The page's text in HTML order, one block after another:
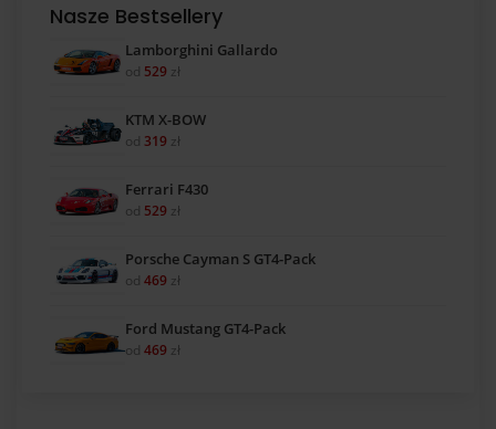
Nasze Bestsellery
Lamborghini Gallardo
od 529 zł
KTM X-BOW
od 319 zł
Ferrari F430
od 529 zł
Porsche Cayman S GT4-Pack
od 469 zł
Ford Mustang GT4-Pack
od 469 zł